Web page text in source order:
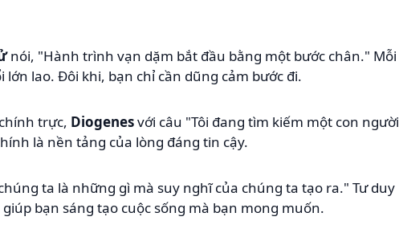
nói, "Hành trình vạn dặm bắt đầu bằng một bước chân." Mỗi
lao. Đôi khi, bạn chỉ cần dũng cảm bước đi.
trực, Diogenesvới câu "Tôi đang tìm kiếm một con người
là nền tảng của lòng đáng tin cậy.
ta là những gì mà suy nghĩ của chúng ta tạo ra." Tư duy
bạn sáng tạo cuộc sống mà bạn mong muốn.